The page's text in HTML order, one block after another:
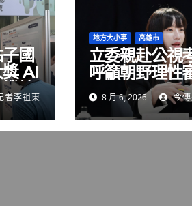
國
AI
技
力
者李祖東
地方大小事 高雄市
立委親赴公視
呼籲朝野理性
8 月 6, 2026 今傳